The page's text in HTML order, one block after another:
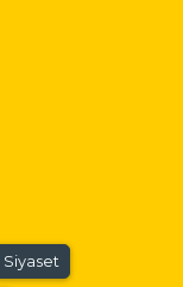
Siyaset